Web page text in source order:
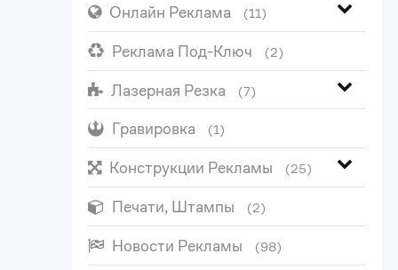
Онлайн Реклама (11)
Реклама Под-Ключ (2)
Лазерная Резка (7)
Гравировка (1)
Конструкции Рекламы (25)
Печати, Штампы (2)
Новости Рекламы (98)